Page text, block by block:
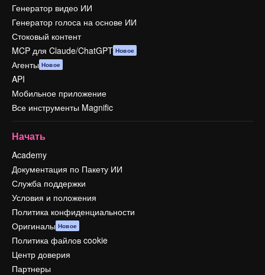
Генератор видео ИИ
Генератор голоса на основе ИИ
Стоковый контент
MCP для Claude/ChatGPT Новое
Агенты Новое
API
Мобильное приложение
Все инструменты Magnific
Начать
Academy
Документация по Пакету ИИ
Служба поддержки
Условия и положения
Политика конфиденциальности
Оригиналы Новое
Политика файлов cookie
Центр доверия
Партнеры